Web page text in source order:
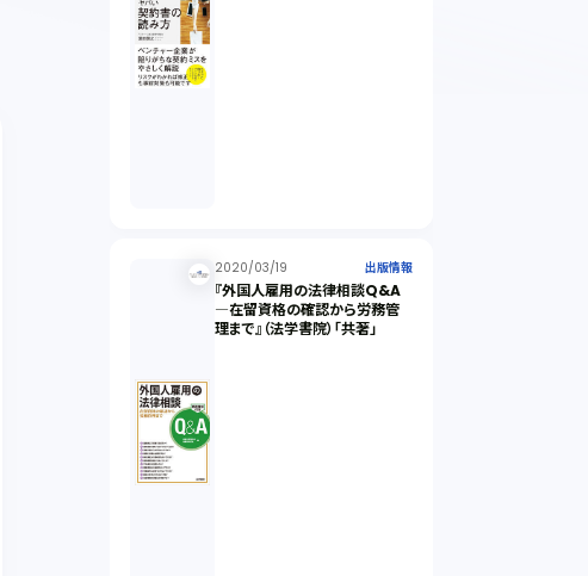
2020/03/19 出版情報
『外国人雇用の法律相談Q&A
―在留資格の確認から労務管
理まで』（法学書院）「共著」